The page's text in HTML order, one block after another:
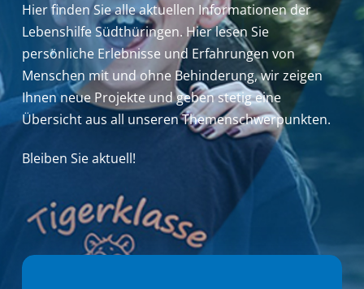
Hier finden Sie alle aktuellen Informationen der
Lebenshilfe Südthüringen. Hier lesen Sie
persönliche Erlebnisse und Erfahrungen von
Menschen mit und ohne Behinderung,wir zeigen
Ihnen neue Projekte und geben stetig eine
Übersicht aus all unseren Themenschwerpunkten.
Bleiben Sie aktuell!